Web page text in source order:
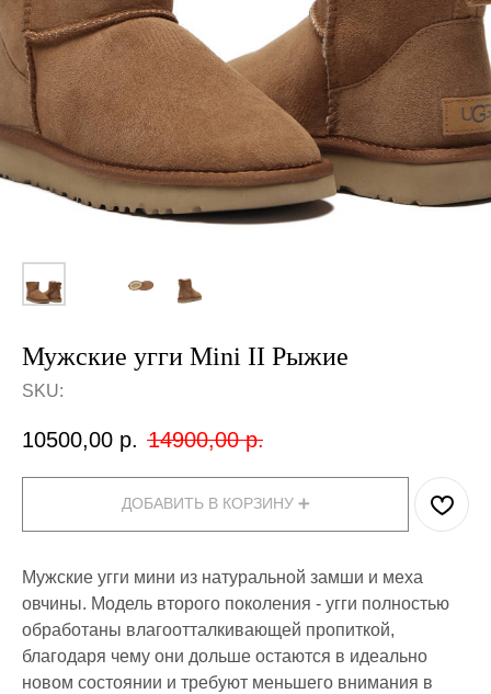
Мужские угги Mini II Рыжие
SKU:
10500,00 р. 14900,00 р.
ДОБАВИТЬ В КОРЗИНУ ➕
Мужские угги мини из натуральной замши и меха
овчины. Модель второго поколения - угги полностью
обработаны влагоотталкивающей пропиткой,
благодаря чему они дольше остаются в идеально
новом состоянии и требуют меньшего внимания в